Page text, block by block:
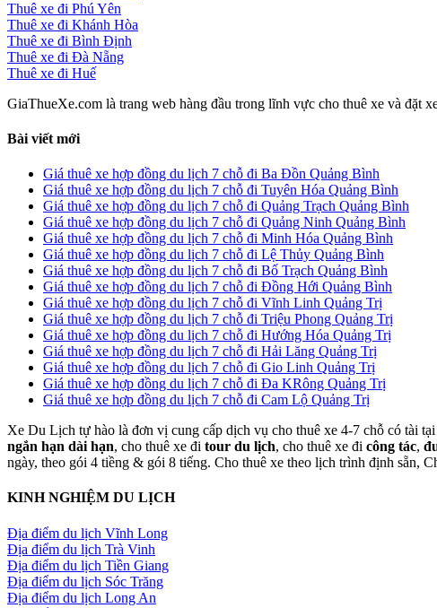
Thuê xe đi Phú Yên
Thuê xe đi Khánh Hòa
Thuê xe đi Bình Định
Thuê xe đi Đà Nẵng
Thuê xe đi Huế
GiaThueXe.com là trang web hàng đầu trong lĩnh vực cho thuê xe và đặt
Bài viết mới
Giá thuê xe hợp đồng du lịch 7 chỗ đi Ba Đồn Quảng Bình
Giá thuê xe hợp đồng du lịch 7 chỗ đi Tuyên Hóa Quảng Bình
Giá thuê xe hợp đồng du lịch 7 chỗ đi Quảng Trạch Quảng Bình
Giá thuê xe hợp đồng du lịch 7 chỗ đi Quảng Ninh Quảng Bình
Giá thuê xe hợp đồng du lịch 7 chỗ đi Minh Hóa Quảng Bình
Giá thuê xe hợp đồng du lịch 7 chỗ đi Lệ Thủy Quảng Bình
Giá thuê xe hợp đồng du lịch 7 chỗ đi Bố Trạch Quảng Bình
Giá thuê xe hợp đồng du lịch 7 chỗ đi Đồng Hới Quảng Bình
Giá thuê xe hợp đồng du lịch 7 chỗ đi Vĩnh Linh Quảng Trị
Giá thuê xe hợp đồng du lịch 7 chỗ đi Triệu Phong Quảng Trị
Giá thuê xe hợp đồng du lịch 7 chỗ đi Hướng Hóa Quảng Trị
Giá thuê xe hợp đồng du lịch 7 chỗ đi Hải Lăng Quảng Trị
Giá thuê xe hợp đồng du lịch 7 chỗ đi Gio Linh Quảng Trị
Giá thuê xe hợp đồng du lịch 7 chỗ đi Đa KRông Quảng Trị
Giá thuê xe hợp đồng du lịch 7 chỗ đi Cam Lộ Quảng Trị
Xe Du Lịch tự hào là đơn vị cung cấp dịch vụ cho thuê xe 4-7 chỗ có tài
ngắn hạn dài hạn, cho thuê xe đi tour du lịch, cho thuê xe đi công tác,
ngày, theo gói 4 tiềng & gói 8 tiếng. Cho thuê xe theo lịch trình định sẵn,
KINH NGHIỆM DU LỊCH
Địa điểm du lịch Vĩnh Long
Địa điểm du lịch Trà Vinh
Địa điểm du lịch Tiền Giang
Địa điểm du lịch Sóc Trăng
Địa điểm du lịch Long An